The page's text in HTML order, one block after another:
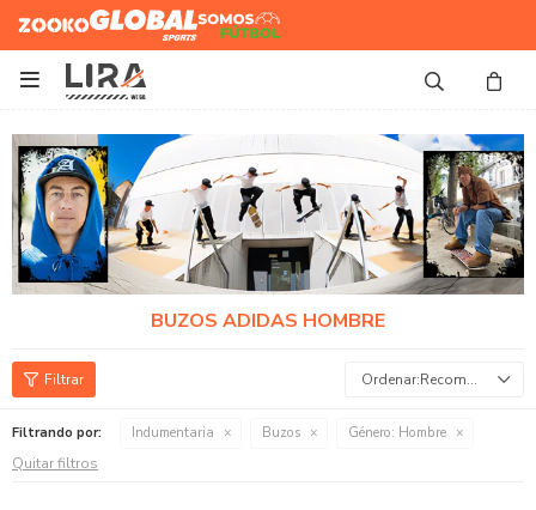
Zooko Global Sports
Somos
Futbol

BUZOS ADIDAS HOMBRE
Recomendados
Filtrando por: Indumentaria Buzos Género: Hombre
Quitar filtros